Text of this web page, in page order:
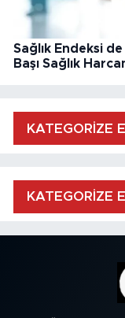
Sağlık Endeksi
Başı Sağlık
KATEGORİZE
KATEGORİZE